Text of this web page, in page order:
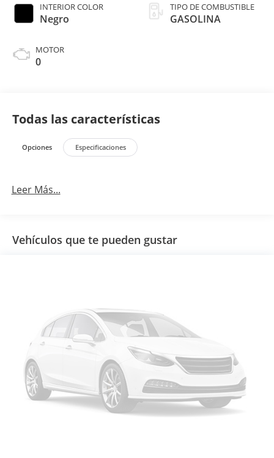
INTERIOR COLOR
Negro
MOTOR
0
TIPO DE COMBUSTIBLE
GASOLINA
Todas las características
Opciones Especificaciones
Leer Más...
Vehículos que te pueden gustar